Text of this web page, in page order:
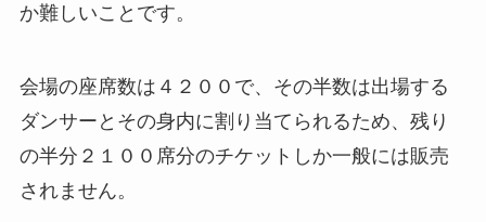
か難しいことです。
会場の座席数は４２００で、その半数は出場する
ダンサーとその身内に割り当てられるため、残り
の半分２１００席分のチケットしか一般には販売
されません。